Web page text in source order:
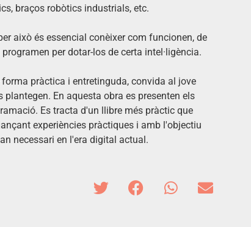
braços robòtics industrials, etc.
això és essencial conèixer com funcionen, de
per dotar-los de certa intel·ligència.
pràctica i entretinguda, convida al jove
En aquesta obra es presenten els
Es tracta d'un llibre més pràctic que
experiències pràctiques i amb l'objectiu
necessari en l'era digital actual.